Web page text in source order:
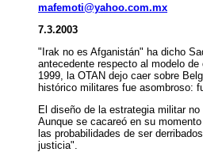
mafemoti@yahoo.com.mx
7.3.2003
"Irak no es Afganistán" ha dicho
antecedente respecto al modelo
1999, la OTAN dejo caer sobre
histórico militares fue asombroso:
El diseño de la estrategia militar
Aunque se cacareó en su
las probabilidades de ser
justicia".